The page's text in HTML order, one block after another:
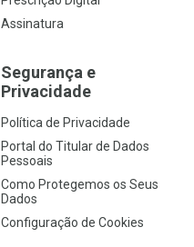
Assinatura
Segurança e
Privacidade
Política de Privacidade
Portal do Titular de Dados
Pessoais
Como Protegemos os Seus
Dados
Configuração de Cookies